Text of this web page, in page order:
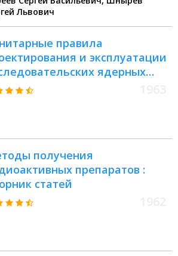
Львович
правила
и эксплуатации
ядерных
: Утв. 28/XII 1962 г.
получения
препаратов :
статей